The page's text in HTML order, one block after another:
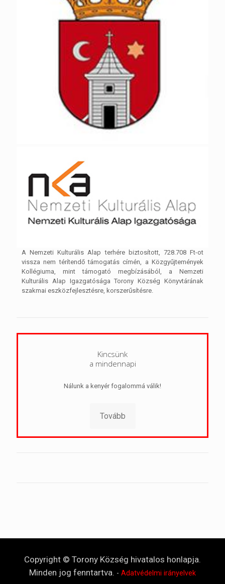
A Nemzeti Kulturális Alap terhére biztosított, 728.708 Ft-ot
vissza nem térítendő támogatás címén, a Közgyűjtemények
Kollégiuma, mint támogató megbízásából, a Nemzeti
Kulturális Alap Igazgatósága Torony Község Könyvtárának
szakmai eszközfejlesztésre, korszerűsítésre.
Kincsünk
a mindennapi
Nálunk a kenyér fogalommá válik!
Tovább
Copyright © Torony Község hivatalos honlapja.
Minden jog fenntartva. - Adatvédelmi irányelvek